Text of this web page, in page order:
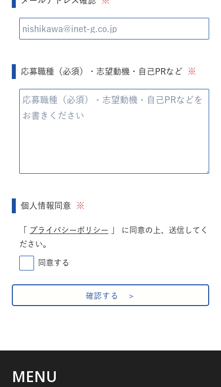
応募職種（必須）・志望動機・自己PRなど ※
個人情報同意 ※
プライバシーポリシー
」 に同意の上、送信してく
ださい。
同意する
確認する
MENU